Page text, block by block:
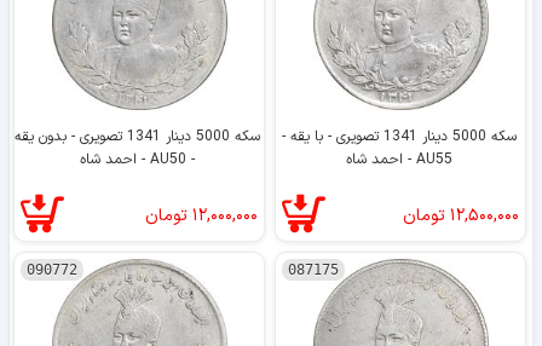
سکه 5000 دینار 1341 تصویری - با یقه -
AU55 - احمد شاه
۱۲,۵۰۰,۰۰۰تومان
سکه 5000 دینار 1341 تصویری - بدون یقه
- AU50 - احمد شاه
۱۲,۰۰۰,۰۰۰تومان
087175
090772